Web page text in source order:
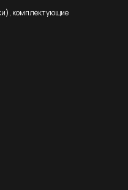
комплектующие